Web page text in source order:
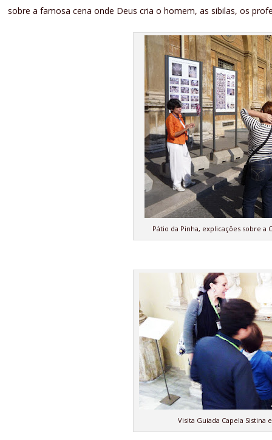
sobre a famosa cena onde Deus cria o homem, as sibilas, os
Pátio da Pinha, explicações sobre a
Visita Guiada Capela Sistina